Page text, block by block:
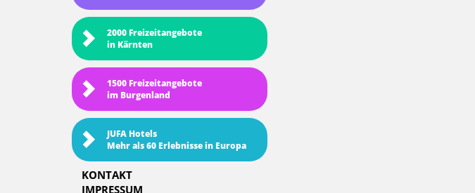
2000 Freizeitangebote
in Kärnten
1500 Freizeitangebote
im Burgenland
JUFA Hotels
Mehr als 60 Erlebnisse in Europa
KONTAKT
IMPRESSUM